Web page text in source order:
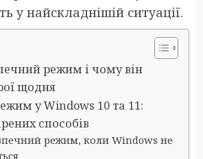
у найскладнішій ситуації.
режим і чому він
щодня
у Windows 10 та 11:
способів
режим, коли Windows не